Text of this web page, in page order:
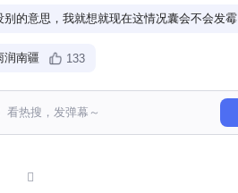
别的意思，我就想就现在这情况囊会不会发霉
133
润南疆
105
大粮仓正在赶来
点雨，多产点粮，多来点绿洲
